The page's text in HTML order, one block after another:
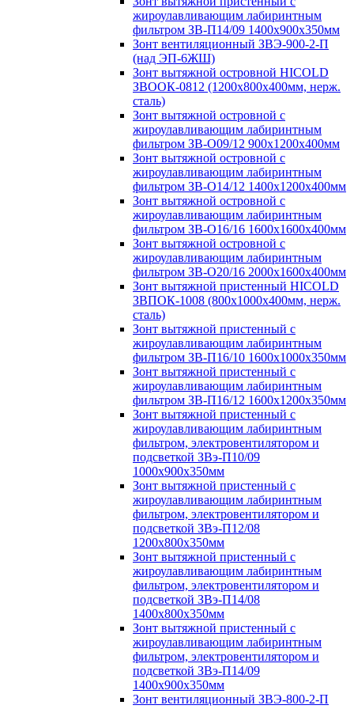
жироулавливающим лабиринтным
фильтром ЗВ-П14/09 1400х900х350мм
Зонт вентиляционный ЗВЭ-900-2-П
(над ЭП-6ЖШ)
Зонт вытяжной островной HICOLD
ЗВООК-0812 (1200х800x400мм, нерж.
сталь)
Зонт вытяжной островной с
жироулавливающим лабиринтным
фильтром ЗВ-О09/12 900х1200х400мм
Зонт вытяжной островной с
жироулавливающим лабиринтным
фильтром ЗВ-О14/12 1400х1200х400мм
Зонт вытяжной островной с
жироулавливающим лабиринтным
фильтром ЗВ-О16/16 1600х1600х400мм
Зонт вытяжной островной с
жироулавливающим лабиринтным
фильтром ЗВ-О20/16 2000х1600х400мм
Зонт вытяжной пристенный HICOLD
ЗВПОК-1008 (800х1000х400мм, нерж.
сталь)
Зонт вытяжной пристенный с
жироулавливающим лабиринтным
фильтром ЗВ-П16/10 1600х1000х350мм
Зонт вытяжной пристенный с
жироулавливающим лабиринтным
фильтром ЗВ-П16/12 1600х1200х350мм
Зонт вытяжной пристенный с
жироулавливающим лабиринтным
фильтром, электровентилятором и
подсветкой ЗВэ-П10/09
1000х900х350мм
Зонт вытяжной пристенный с
жироулавливающим лабиринтным
фильтром, электровентилятором и
подсветкой ЗВэ-П12/08
1200х800х350мм
Зонт вытяжной пристенный с
жироулавливающим лабиринтным
фильтром, электровентилятором и
подсветкой ЗВэ-П14/08
1400х800х350мм
Зонт вытяжной пристенный с
жироулавливающим лабиринтным
фильтром, электровентилятором и
подсветкой ЗВэ-П14/09
1400х900х350мм
Зонт вентиляционный ЗВЭ-800-2-П